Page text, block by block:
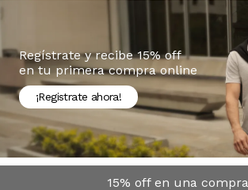
Regístrate y recibe 15% off
en tu primera compra online
¡Registrate ahora!
15% off en una compra